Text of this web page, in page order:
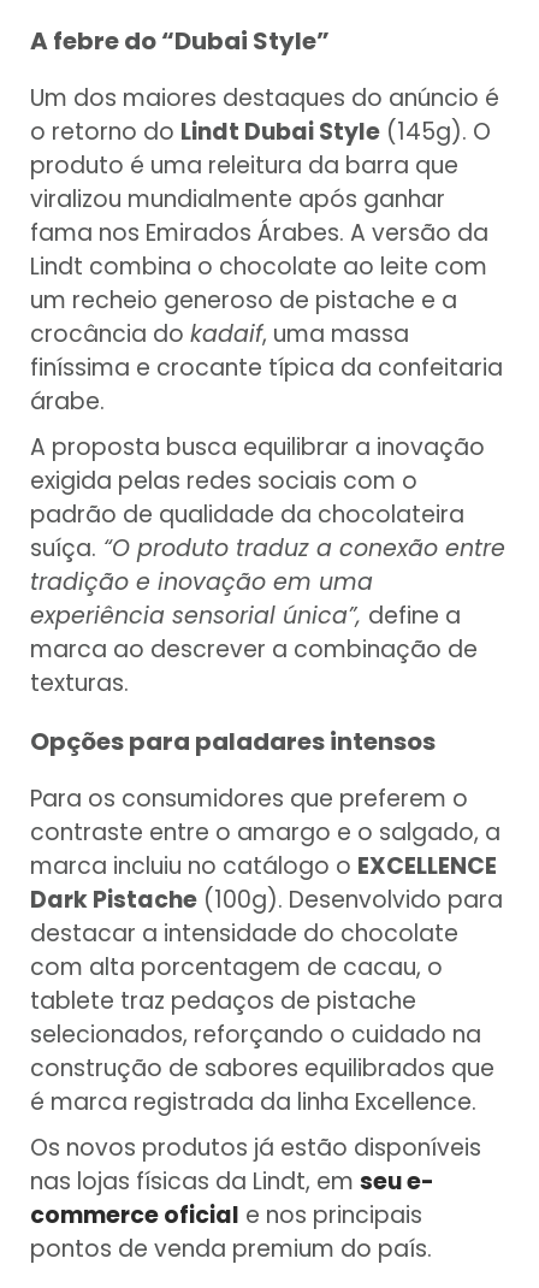
A febre do “Dubai Style”
Um dos maiores destaques do anúncio é
o retorno do Lindt Dubai Style (145g). O
produto é uma releitura da barra que
viralizou mundialmente após ganhar
fama nos Emirados Árabes. A versão da
Lindt combina o chocolate ao leite com
um recheio generoso de pistache e a
crocância do kadaif, uma massa
finíssima e crocante típica da confeitaria
árabe.
A proposta busca equilibrar a inovação
exigida pelas redes sociais com o
padrão de qualidade da chocolateira
suíça. “O produto traduz a conexão entre
tradição e inovação em uma
experiência sensorial única”, define a
marca ao descrever a combinação de
texturas.
Opções para paladares intensos
Para os consumidores que preferem o
contraste entre o amargo e o salgado, a
marca incluiu no catálogo o EXCELLENCE
Dark Pistache (100g). Desenvolvido para
destacar a intensidade do chocolate
com alta porcentagem de cacau, o
tablete traz pedaços de pistache
selecionados, reforçando o cuidado na
construção de sabores equilibrados que
é marca registrada da linha Excellence.
Os novos produtos já estão disponíveis
nas lojas físicas da Lindt, em seu e-
commerce oficial e nos principais
pontos de venda premium do país.